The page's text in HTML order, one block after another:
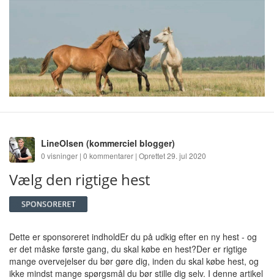
LineOlsen (kommerciel blogger)
0 visninger | 0 kommentarer | Oprettet 29. jul 2020
Vælg den rigtige hest
Dette er sponsoreret indholdEr du på udkig efter en ny hest - og
er det måske første gang, du skal købe en hest?Der er rigtige
mange overvejelser du bør gøre dig, inden du skal købe hest, og
ikke mindst mange spørgsmål du bør stille dig selv. I denne artikel